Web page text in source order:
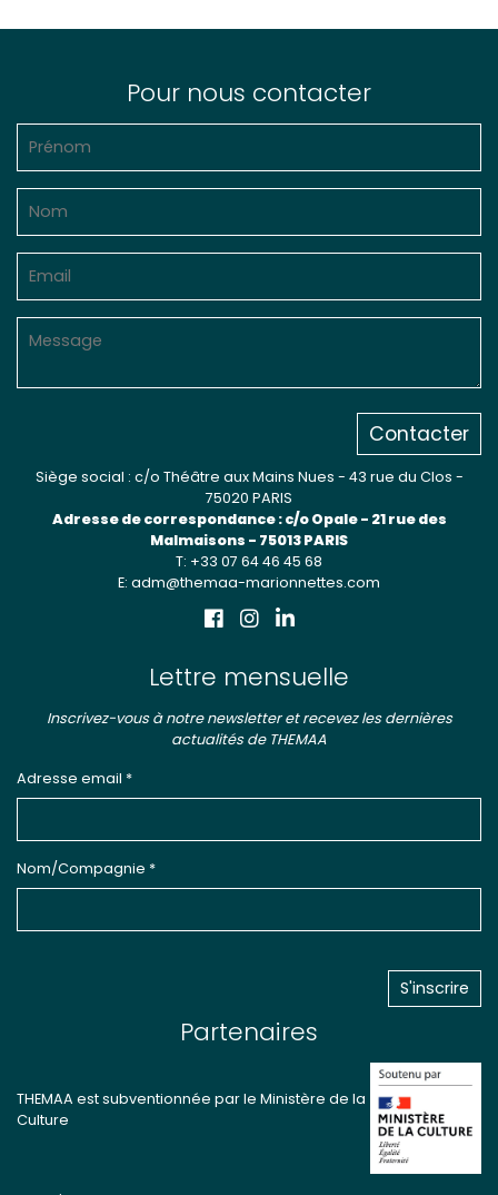
Pour nous contacter
Contacter
Siège social : c/o Théâtre aux Mains Nues - 43 rue du Clos -
75020 PARIS
Adresse de correspondance : c/o Opale - 21 rue des
Malmaisons - 75013 PARIS
T: +33 07 64 46 45 68
E: adm@themaa-marionnettes.com
Lettre mensuelle
Inscrivez-vous à notre newsletter et recevez les dernières
actualités de THEMAA
Adresse email *
Nom/Compagnie *
Partenaires
THEMAA est subventionnée par le Ministère de la
Culture